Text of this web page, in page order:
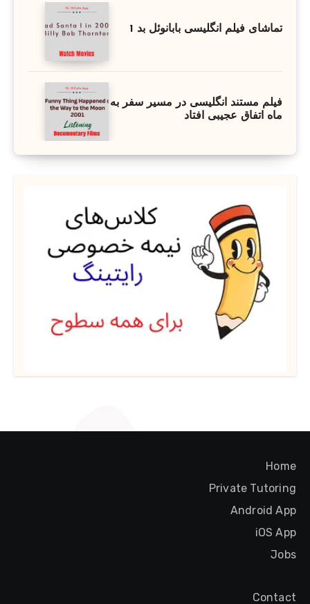
تماشای فیلم انگلیسی بابانوئل بد 1
فیلم مستند انگلیسی در مسیر سفر به
ماه اتفاق عجیبی افتاد
Home
Private Tutoring
Android App
iOS App
Jobs
Contact